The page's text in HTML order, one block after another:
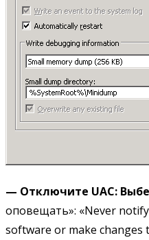
— Отключите UAC:
оповещать»: «Never
software or make changes